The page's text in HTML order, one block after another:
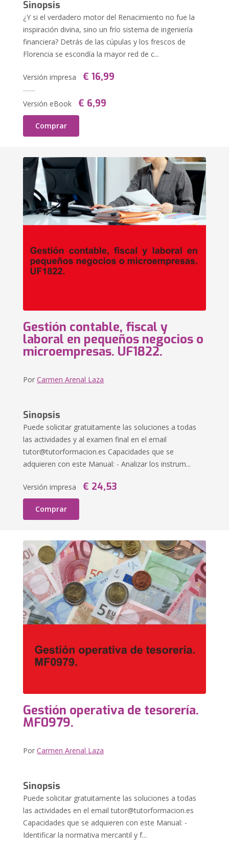
Sinopsis
¿Y si el verdadero motor del Renacimiento no fue la
inspiración divina, sino un frío sistema de ingeniería
financiera? Detrás de las cúpulas y los frescos de
Florencia se escondía la mayor red de c...
Versión impresa € 16,99
Versión eBook € 6,99
Comprar
Gestión contable, fiscal y
laboral en pequeños negocios o
microempresas. UF1822.
PorCarmen Arenal Laza
Sinopsis
Puede solicitar gratuitamente las soluciones a todas
las actividades y al examen final en el email
tutor@tutorformacion.es Capacidades que se
adquieren con este Manual: - Analizar los instrum...
Versión impresa € 24,53
Comprar
Gestión operativa de tesorería.
MF0979.
PorCarmen Arenal Laza
Sinopsis
Puede solicitar gratuitamente las soluciones a todas
las actividades en el emailtutor@tutorformacion.es
Capacidades que se adquieren con este Manual: -
Identificar la normativa mercantil y f...